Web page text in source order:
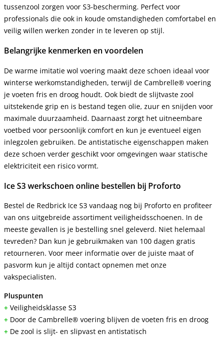
tussenzool zorgen voor S3-bescherming. Perfect voor
professionals die ook in koude omstandigheden comfortabel en
veilig willen werken zonder in te leveren op stijl.
Belangrijke kenmerken en voordelen
De warme imitatie wol voering maakt deze schoen ideaal voor
winterse werkomstandigheden, terwijl de Cambrelle® voering
je voeten fris en droog houdt. Ook biedt de slijtvaste zool
uitstekende grip en is bestand tegen olie, zuur en snijden voor
maximale duurzaamheid. Daarnaast zorgt het uitneembare
voetbed voor persoonlijk comfort en kun je eventueel eigen
inlegzolen gebruiken. De antistatische eigenschappen maken
deze schoen verder geschikt voor omgevingen waar statische
elektriciteit een risico vormt.
Ice S3 werkschoen online bestellen bij Proforto
Bestel de Redbrick Ice S3 vandaag nog bij Proforto en profiteer
van ons uitgebreide assortiment veiligheidsschoenen. In de
meeste gevallen is je bestelling snel geleverd. Niet helemaal
tevreden? Dan kun je gebruikmaken van 100 dagen gratis
retourneren. Voor meer informatie over de juiste maat of
pasvorm kun je altijd contact opnemen met onze
vakspecialisten.
Pluspunten
+ Veiligheidsklasse S3
+ Door de Cambrelle® voering blijven de voeten fris en droog
+ De zool is slijt- en slipvast en antistatisch